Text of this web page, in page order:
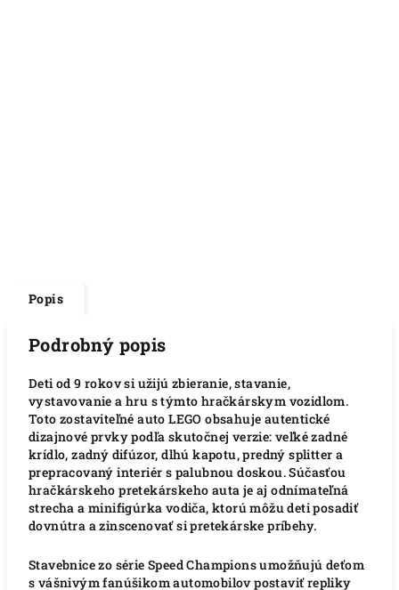
Popis
Podrobný popis
Deti od 9 rokov si užijú zbieranie, stavanie,
vystavovanie a hru s týmto hračkárskym vozidlom.
Toto zostaviteľné auto LEGO obsahuje autentické
dizajnové prvky podľa skutočnej verzie: veľké zadné
krídlo, zadný difúzor, dlhú kapotu, predný splitter a
prepracovaný interiér s palubnou doskou. Súčasťou
hračkárskeho pretekárskeho auta je aj odnímateľná
strecha a minifigúrka vodiča, ktorú môžu deti posadiť
dovnútra a zinscenovať si pretekárske príbehy.
Stavebnice zo série Speed ​​​​​​​​​​​Champions umožňujú deťom
s vášnivým fanúšikom automobilov postaviť repliky